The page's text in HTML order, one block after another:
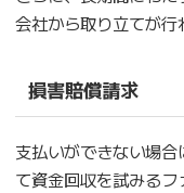
会社から取り立てが行
損害賠償請求
支払いができない場
て資金回収を試みるフ